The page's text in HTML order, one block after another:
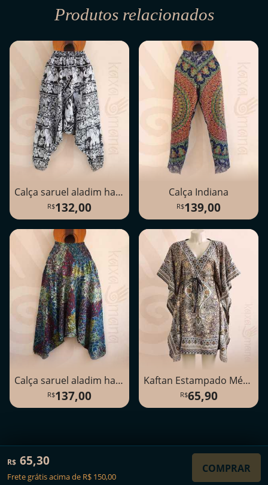
R$ 65,30
Frete grátis acima de R$ 150,00
COMPRAR
Produtos relacionados
Calça saruel aladim harém
132,00
Calça Indiana
139,00
Calça saruel aladim harém, estampa folhagem
137,00
Kaftan Estampado Médio
65,90
©2016-2026